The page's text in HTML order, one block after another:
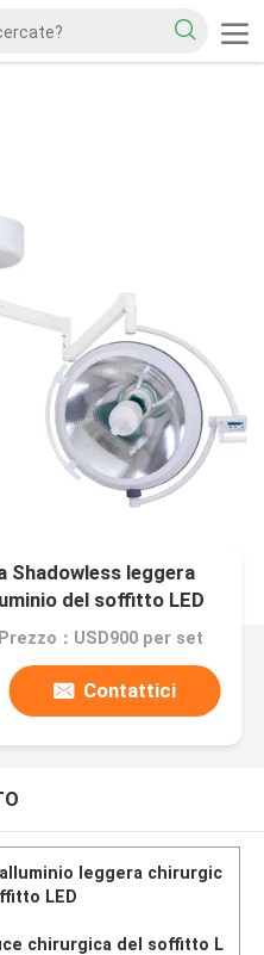
Shadowless leggera
del soffitto LED
Prezzo：USD900 per set
Contattici
leggera chirurgic
LED
chirurgica del soffitto L